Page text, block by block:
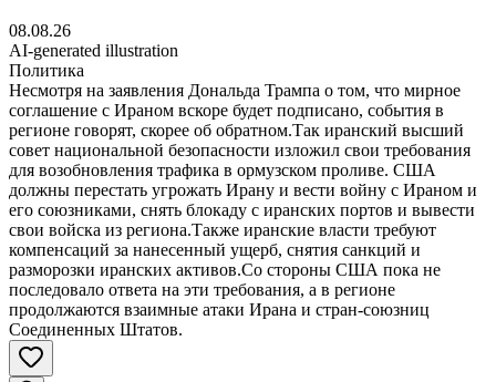
08.08.26
AI-generated illustration
Политика
Несмотря на заявления Дональда Трампа о том, что мирное
соглашение с Ираном вскоре будет подписано, события в
регионе говорят, скорее об обратном.Так иранский высший
совет национальной безопасности изложил свои требования
для возобновления трафика в ормузском проливе. США
должны перестать угрожать Ирану и вести войну с Ираном и
его союзниками, снять блокаду с иранских портов и вывести
свои войска из региона.Также иранские власти требуют
компенсаций за нанесенный ущерб, снятия санкций и
разморозки иранских активов.Со стороны США пока не
последовало ответа на эти требования, а в регионе
продолжаются взаимные атаки Ирана и стран-союзниц
Соединенных Штатов.